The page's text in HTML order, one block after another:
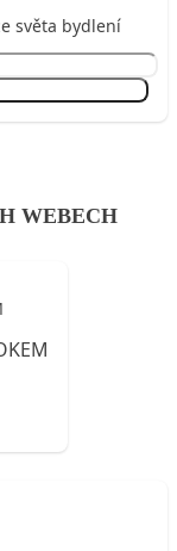
světa bydlení
WEBECH